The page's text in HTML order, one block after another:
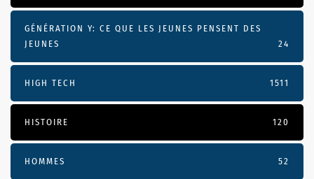
GÉNÉRATION Y: CE QUE LES JEUNES PENSENT DES
JEUNES
24
HIGH TECH 1511
HISTOIRE 120
HOMMES 52